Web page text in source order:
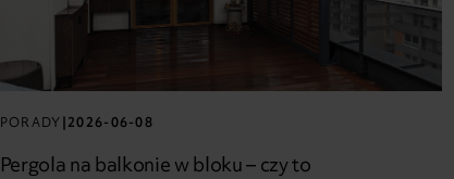
PORADY 2026-06-08
Pergola na balkonie w bloku – czy to